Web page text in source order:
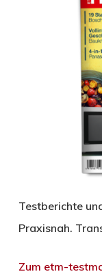
Testberichte
Praxisnah.
Zum etm-